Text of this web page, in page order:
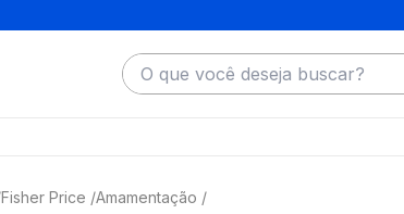
O que você deseja buscar?
Fisher Price Amamentação